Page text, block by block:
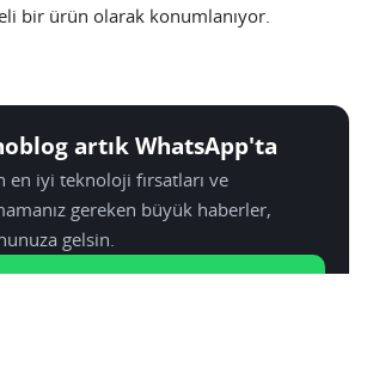
bir ürün olarak konumlanıyor.
artık WhatsApp'ta
en iyi teknoloji fırsatları ve
gereken büyük haberler,
gelsin.